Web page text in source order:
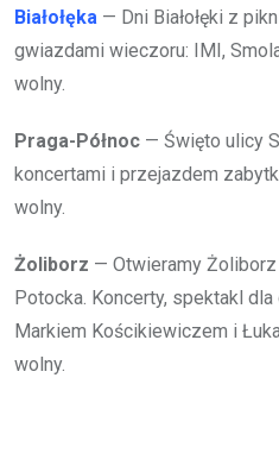
Białołęka — Dni Białołęki z
gwiazdami wieczoru: IMI,
wolny.
Praga-Północ — Święto ulicy
koncertami i przejazdem
wolny.
Żoliborz — Otwieramy
Potocka. Koncerty, spektakl
Markiem Kościkiewiczem i
wolny.